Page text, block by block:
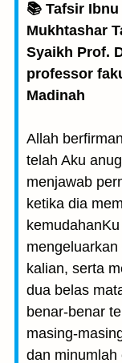
📚 Tafsir
Mukhtashar
Syaikh Prof.
professor
Madinah
Allah
telah Aku
menjawab
ketika dia
kalian, serta
dua belas
benar-benar
masing-
dan minumlah